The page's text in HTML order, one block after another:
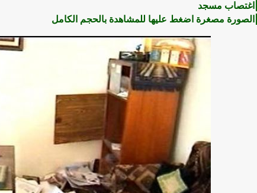
اغتصاب مسجد
الصورة مصغرة اضغط عليها للمشاهدة بالحجم الكامل